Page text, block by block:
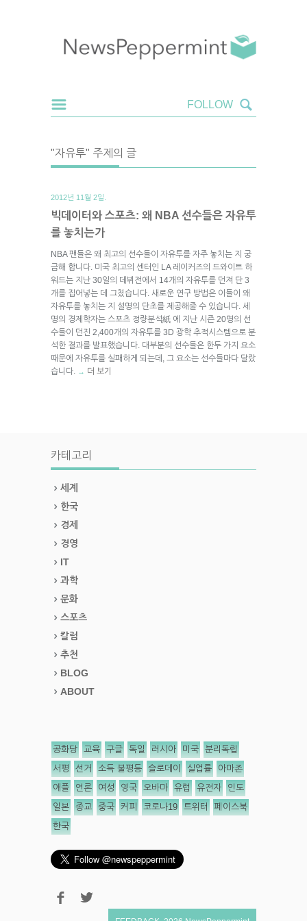
"자유투" 주제의 글
2012년 11월 2일.
빅데이터와 스포츠: 왜 NBA 선수들은 자유투
를 놓치는가
NBA 팬들은 왜 최고의 선수들이 자유투를 자주 놓치는 지 궁
금해 합니다. 미국 최고의 센터인 LA 레이커즈의 드와이트 하
워드는 지난 30일의 데뷔전에서 14개의 자유투를 던져 단 3
개를 집어넣는 데 그쳤습니다. 새로운 연구 방법은 이들이 왜
자유투를 놓치는 지 설명의 단초를 제공해줄 수 있습니다. 세
명의 경제학자는 스포츠 정량분석紙 에 지난 시즌 20명의 선
수들이 던진 2,400개의 자유투를 3D 광학 추적시스템으로 분
석한 결과를 발표했습니다. 대부분의 선수들은 한두 가지 요소
때문에 자유투를 실패하게 되는데, 그 요소는 선수들마다 달랐
습니다.
→ 더 보기
카테고리
세계
한국
경제
경영
IT
과학
문화
스포츠
칼럼
추천
BLOG
ABOUT
공화당 교육 구글 독일 러시아 미국 분리독립
서평 선거 소득 불평등 슬로데이 실업률 아마존
애플 언론 여성 영국 오바마 유럽 유전자 인도
일본 종교 중국 커피 코로나19 트위터 페이스북
한국